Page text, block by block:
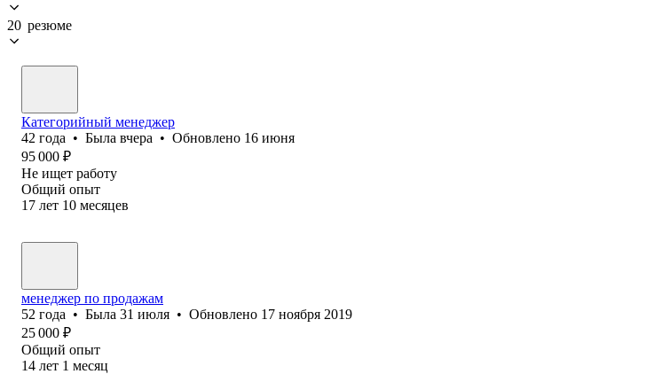
20 резюме
Категорийный менеджер
42 года • Была вчера • Обновлено 16 июня
95 000 ₽
Не ищет работу
Общий опыт
17 лет 10 месяцев
менеджер по продажам
52 года • Была 31 июля • Обновлено 17 ноября 2019
25 000 ₽
Общий опыт
14 лет 1 месяц